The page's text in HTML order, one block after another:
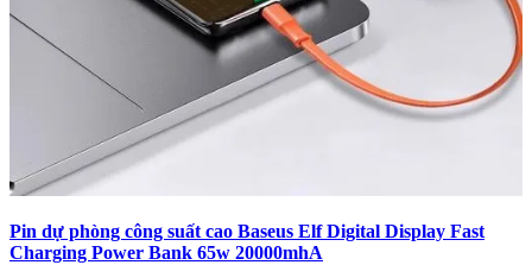
Pin dự phòng công suất cao Baseus Elf Digital Display Fast
Charging Power Bank 65w 20000mhA